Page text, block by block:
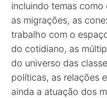
incluindo temas
as migrações, as
trabalho com o
do cotidiano, as
do universo das
políticas, as relações
ainda a atuação dos